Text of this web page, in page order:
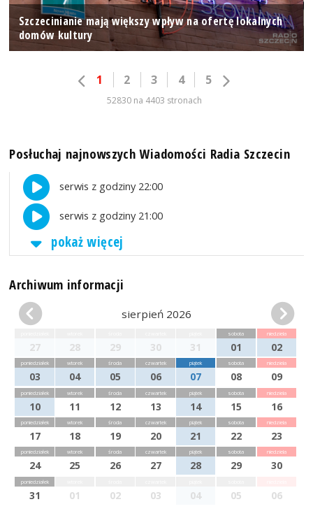
Szczecinianie mają większy wpływ na ofertę lokalnych
domów kultury
1 2 3 4 5
52830 na 4403 stronach
Posłuchaj najnowszych Wiadomości Radia Szczecin
serwis z godziny 22:00
serwis z godziny 21:00
pokaż więcej
Archiwum informacji
sierpień 2026
27 28 29 30 31
sobota
01
niedziela
02
poniedziałek
03
wtorek
04
środa
05
czwartek
06
piątek
07
sobota
08
niedziela
09
poniedziałek
10
wtorek
11
środa
12
czwartek
13
piątek
14
sobota
15
niedziela
16
poniedziałek
17
wtorek
18
środa
19
czwartek
20
piątek
21
sobota
22
niedziela
23
poniedziałek
24
wtorek
25
środa
26
czwartek
27
piątek
28
sobota
29
niedziela
30
poniedziałek
31 01 02 03 04 05 06